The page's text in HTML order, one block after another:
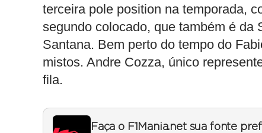
terceira pole position na temporada,
segundo colocado, que também é da
Santana. Bem perto do tempo do
mistos. Andre Cozza, único
fila.
Faça o F1Mania.net sua fonte